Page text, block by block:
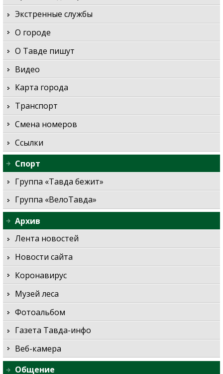
Экстренные службы
О городе
О Тавде пишут
Видео
Карта города
Транспорт
Смена номеров
Ссылки
Спорт
Группа «Тавда бежит»
Группа «ВелоТавда»
Архив
Лента новостей
Новости сайта
Коронавирус
Музей леса
Фотоальбом
Газета Тавда-инфо
Веб-камера
Общение